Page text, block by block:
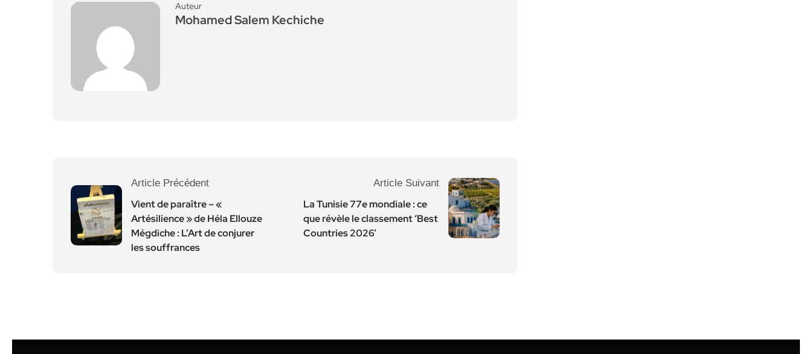
Auteur
Mohamed Salem Kechiche
Article Précédent
Vient de paraître – «
Artésilience » de Héla Ellouze
Mégdiche : L’Art de conjurer
les souffrances
Article Suivant
La Tunisie 77e mondiale : ce
que révèle le classement ‘Best
Countries 2026’